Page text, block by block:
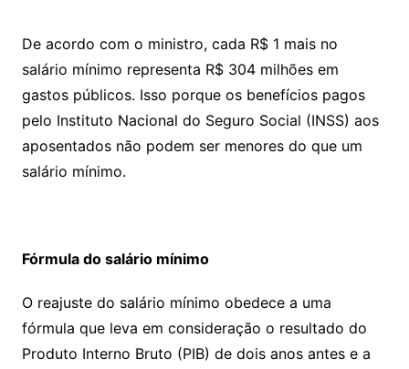
De acordo com o ministro, cada R$ 1 mais no
salário mínimo representa R$ 304 milhões em
gastos públicos. Isso porque os benefícios pagos
pelo Instituto Nacional do Seguro Social (INSS) aos
aposentados não podem ser menores do que um
salário mínimo.
Fórmula do salário mínimo
O reajuste do salário mínimo obedece a uma
fórmula que leva em consideração o resultado do
Produto Interno Bruto (PIB) de dois anos antes e a